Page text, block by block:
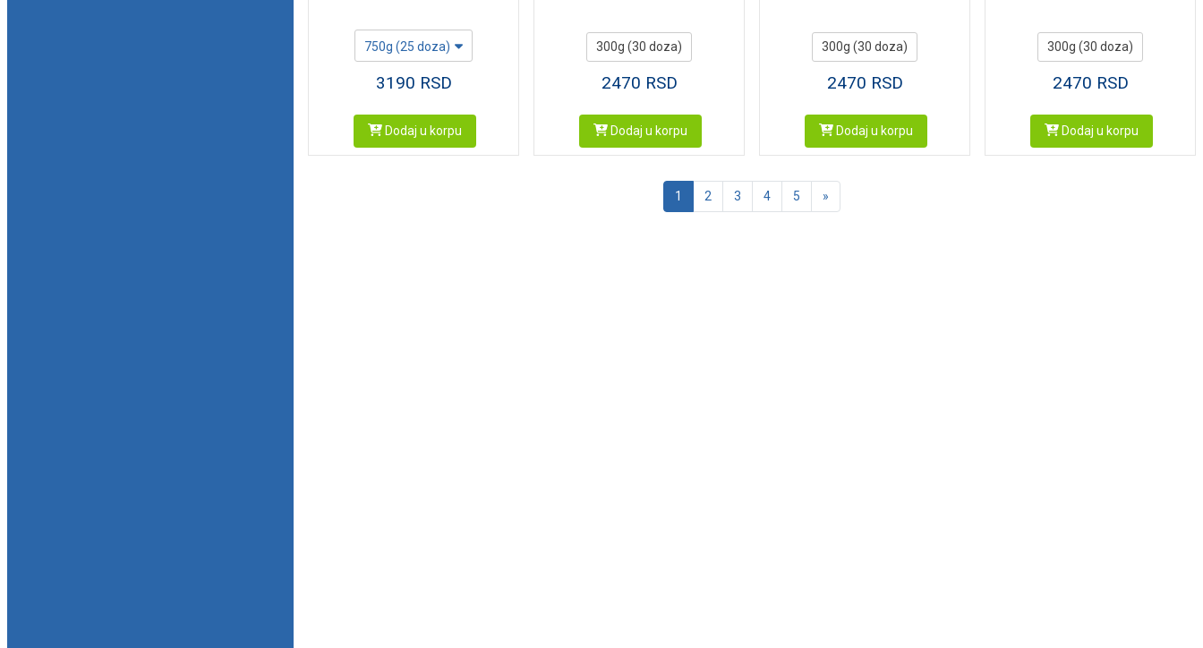
750g (25 doza)
3190 RSD
Dodaj u korpu
300g (30 doza)
2470 RSD
Dodaj u korpu
300g (30 doza)
2470 RSD
Dodaj u korpu
300g (30 doza)
2470 RSD
Dodaj u korpu
1 2 3 4 5 »